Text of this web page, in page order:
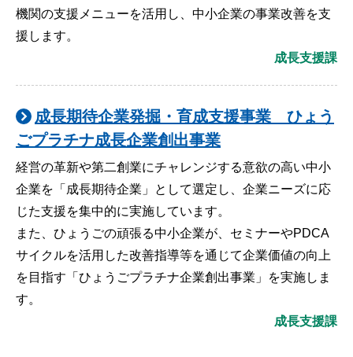
機関の支援メニューを活用し、中小企業の事業改善を支
援します。
成長支援課
成長期待企業発掘・育成支援事業 ひょう
ごプラチナ成長企業創出事業
経営の革新や第二創業にチャレンジする意欲の高い中小
企業を「成長期待企業」として選定し、企業ニーズに応
じた支援を集中的に実施しています。
また、ひょうごの頑張る中小企業が、セミナーやPDCA
サイクルを活用した改善指導等を通じて企業価値の向上
を目指す「ひょうごプラチナ企業創出事業」を実施しま
す。
成長支援課